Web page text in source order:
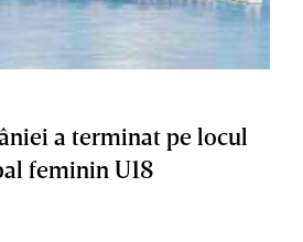
a terminat pe locul
feminin U18